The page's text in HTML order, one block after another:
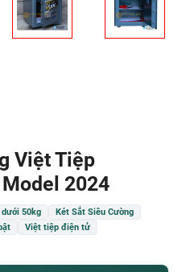
Việt Tiệp
2024
50kg
Két Sắt Siêu Cường
Việt tiệp điện tử